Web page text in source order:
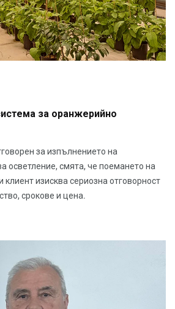
за оранжерийно
за изпълнението на
осветление, смята, че поемането на
изисква сериозна отговорност
срокове и цена.